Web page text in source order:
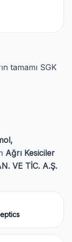
tamamı SGK
Ağrı Kesiciler
VE TİC. A.Ş.